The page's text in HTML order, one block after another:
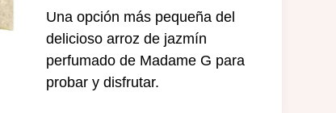
Una opción más pequeña del
delicioso arroz de jazmín
perfumado de Madame G para
probar y disfrutar.